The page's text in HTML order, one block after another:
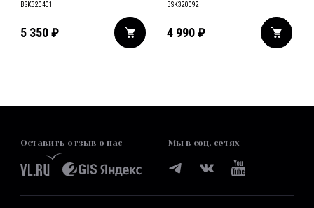
BSK320401
5 350₽
BSK320092
4 990 ₽
Оставить отзыв о нас Мы в соц. сетях